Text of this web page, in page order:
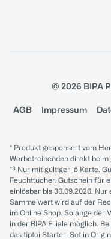
© 2026 BIPA
AGB Impressum
* Produkt gesponsert vom
Werbetreibenden direkt beim
*³ Nur mit gültiger jö Karte.
Feuchttücher. Gutschein für
einlösbar bis 30.09.2026.
Sammelwert wird auf der
im Online Shop. Solange der
in der BIPA Filiale möglich.
das tiptoi Starter-Set in